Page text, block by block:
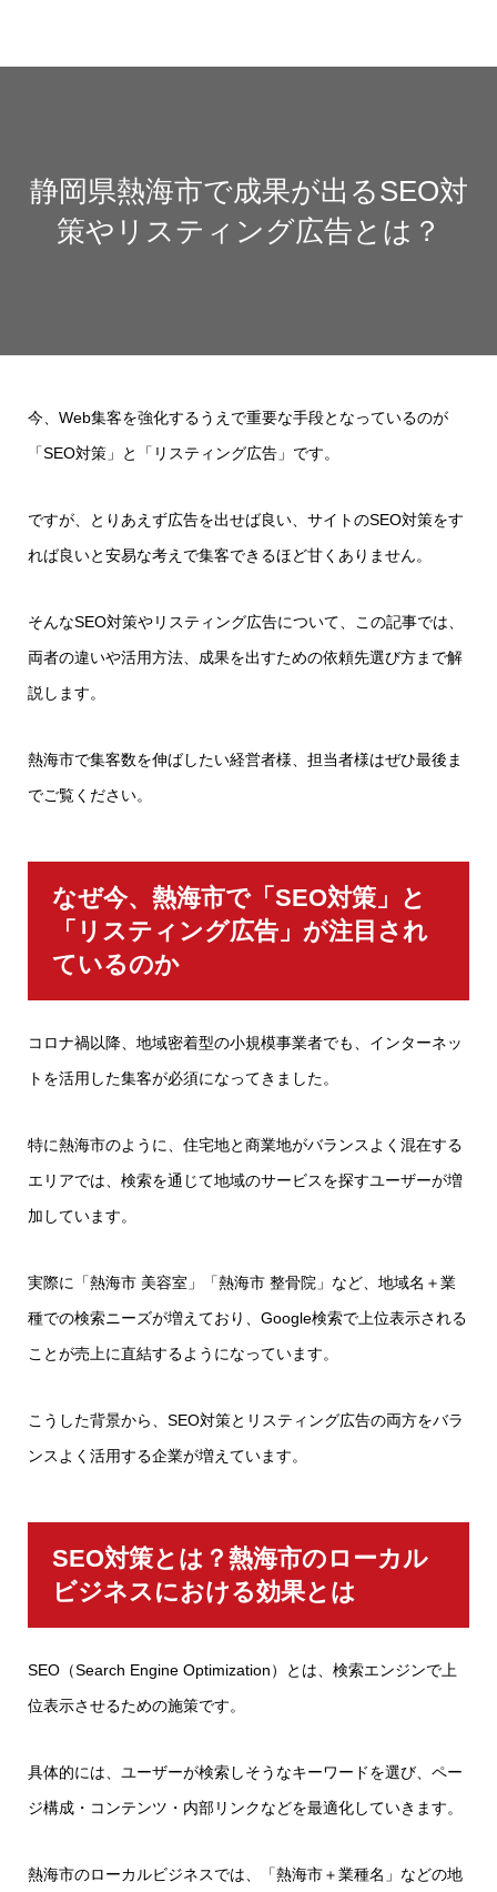
静岡県熱海市で成果が出るSEO対
策やリスティング広告とは？
今、Web集客を強化するうえで重要な手段となっているのが
「SEO対策」と「リスティング広告」です。
ですが、とりあえず広告を出せば良い、サイトのSEO対策をす
れば良いと安易な考えで集客できるほど甘くありません。
そんなSEO対策やリスティング広告について、この記事では、
両者の違いや活用方法、成果を出すための依頼先選び方まで解
説します。
熱海市で集客数を伸ばしたい経営者様、担当者様はぜひ最後ま
でご覧ください。
なぜ今、熱海市で「SEO対策」と
「リスティング広告」が注目され
ているのか
コロナ禍以降、地域密着型の小規模事業者でも、インターネッ
トを活用した集客が必須になってきました。
特に熱海市のように、住宅地と商業地がバランスよく混在する
エリアでは、検索を通じて地域のサービスを探すユーザーが増
加しています。
実際に「熱海市 美容室」「熱海市 整骨院」など、地域名＋業
種での検索ニーズが増えており、Google検索で上位表示される
ことが売上に直結するようになっています。
こうした背景から、SEO対策とリスティング広告の両方をバラ
ンスよく活用する企業が増えています。
SEO対策とは？熱海市のローカル
ビジネスにおける効果とは
SEO（Search Engine Optimization）とは、検索エンジンで上
位表示させるための施策です。
具体的には、ユーザーが検索しそうなキーワードを選び、ペー
ジ構成・コンテンツ・内部リンクなどを最適化していきます。
熱海市のローカルビジネスでは、「熱海市＋業種名」などの地